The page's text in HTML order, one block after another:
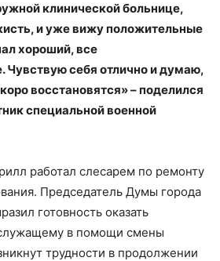
клинической больнице,
и уже вижу положительные
хороший, все
Чувствую себя отлично и думаю,
восстановятся» – поделился
специальной военной
работал слесарем по ремонту
Председатель Думы города
готовность оказать
в помощи смены
трудности в продолжении